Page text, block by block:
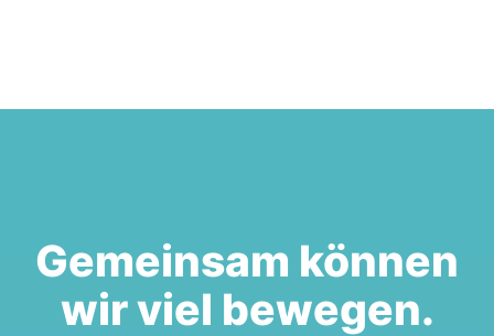
Gemeinsam können
wir viel bewegen.